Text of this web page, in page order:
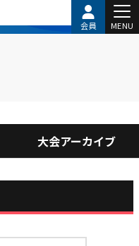
会員 MENU
大会アーカイブ